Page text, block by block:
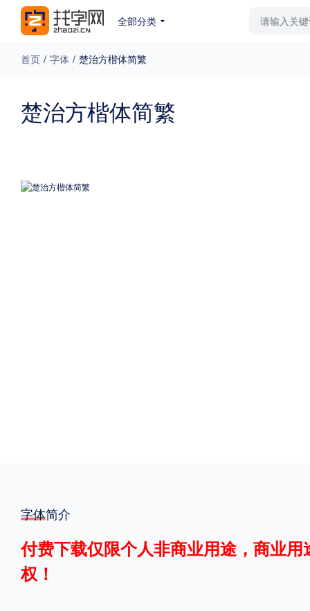
全部分类
免费下载 收费下载 更多
POP字体下载
字体新闻
首页 / 字体 / 楚治方楷体简繁
楚治方楷体简繁
字体简介
付费下载仅限个人非商业用途，商业
权！